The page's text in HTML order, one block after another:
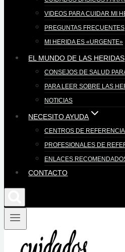
VIDEOS PARA CUIDAR MI
PREGUNTAS FRECUENTES
MI HERIDA ES «URGENTE»
EL MUNDO DE LAS HERIDAS
CONSEJOS DE SALUD
PARA LEER SOBRE LAS
NOTICIAS
NECESITO AYUDA
CENTROS DE
PROFESIONALES DE
ENLACES
CONTACTO